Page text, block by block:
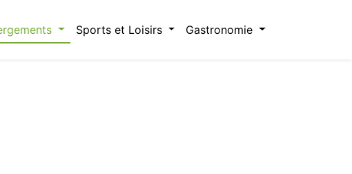
Sports et Loisirs Gastronomie